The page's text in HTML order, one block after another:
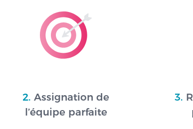
2. Assignation de
l’équipe parfaite
3.